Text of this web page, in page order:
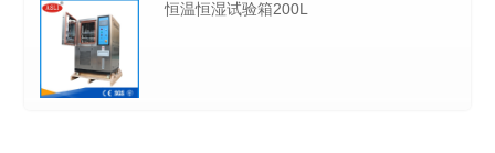
恒温恒湿试验箱200L